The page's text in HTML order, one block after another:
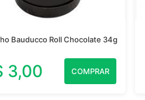
Bauducco Roll Chocolate 34g
3,00 COMPRAR